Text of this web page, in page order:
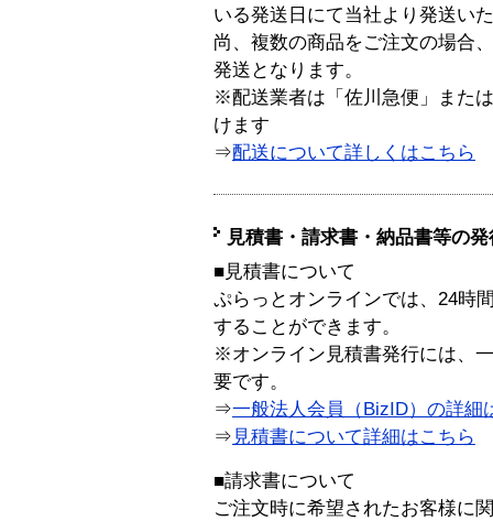
いる発送日にて当社より発送い
尚、複数の商品をご注文の場合
発送となります。
※配送業者は「佐川急便」また
けます
⇒配送について詳しくはこちら
見積書・請求書・納品書等の
■見積書について
ぷらっとオンラインでは、24時
することができます。
※オンライン見積書発行には、
要です。
⇒一般法人会員（BizID）の詳細
⇒ 見積書について詳細はこちら
■請求書について
ご注文時に希望されたお客様に